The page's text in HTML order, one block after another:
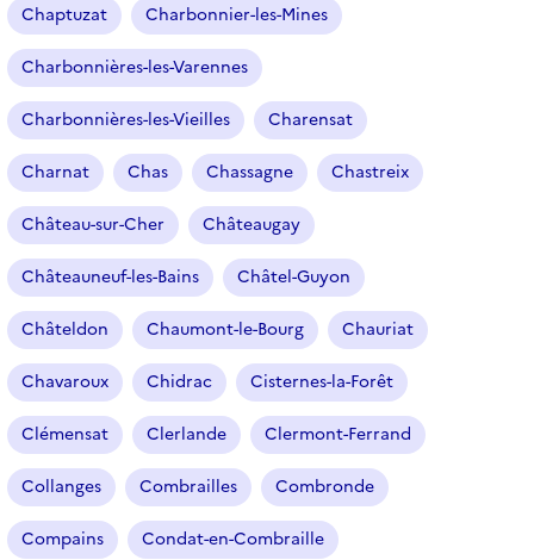
Chaptuzat Charbonnier-les-Mines
Charbonnières-les-Varennes
Charbonnières-les-Vieilles Charensat
Charnat Chas Chassagne Chastreix
Château-sur-Cher Châteaugay
Châteauneuf-les-Bains Châtel-Guyon
Châteldon Chaumont-le-Bourg Chauriat
Chavaroux Chidrac Cisternes-la-Forêt
Clémensat Clerlande Clermont-Ferrand
Collanges Combrailles Combronde
Compains Condat-en-Combraille